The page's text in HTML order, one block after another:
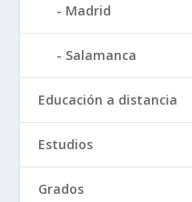
Madrid
Salamanca
Educación a distancia
Estudios
Grados